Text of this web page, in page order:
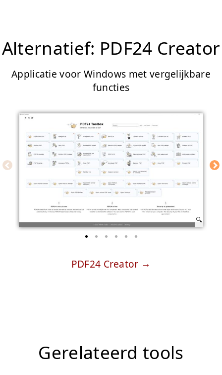
Alternatief: PDF24 Creator
Applicatie voor Windows met vergelijkbare
functies
PDF24 Creator
Gerelateerd tools